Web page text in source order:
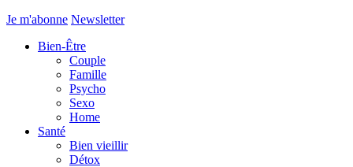
Je m'abonne Newsletter
Bien-Être
Couple
Famille
Psycho
Sexo
Home
Santé
Bien vieillir
Détox